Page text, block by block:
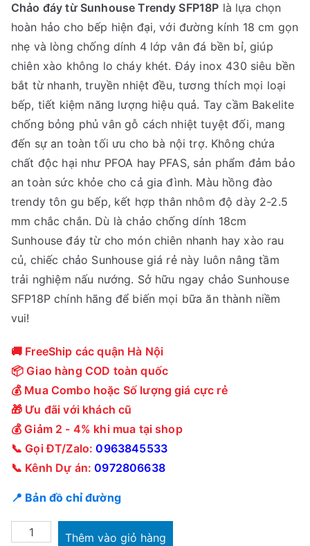
á
g
ố
c
l
à
:
2
3
9
,
0
0
0
₫
.
á
h
i
ệ
n
t
ạ
i
l
à
:
1
9
0
,
0
Chảo đáy từ Sunhouse Trendy SFP18P là lựa chọn
hoàn hảo cho bếp hiện đại, với đường kính 18 cm gọn
nhẹ và lòng chống dính 4 lớp vân đá bền bỉ, giúp
chiên xào không lo cháy khét. Đáy inox 430 siêu bền
bắt từ nhanh, truyền nhiệt đều, tương thích mọi loại
bếp, tiết kiệm năng lượng hiệu quả. Tay cầm Bakelite
chống bỏng phủ vân gỗ cách nhiệt tuyệt đối, mang
đến sự an toàn tối ưu cho bà nội trợ. Không chứa
chất độc hại như PFOA hay PFAS, sản phẩm đảm bảo
an toàn sức khỏe cho cả gia đình. Màu hồng đào
trendy tôn gu bếp, kết hợp thân nhôm độ dày 2-2.5
mm chắc chắn. Dù là chảo chống dính 18cm
Sunhouse đáy từ cho món chiên nhanh hay xào rau
củ, chiếc chảo Sunhouse giá rẻ này luôn nâng tầm
trải nghiệm nấu nướng. Sở hữu ngay chảo Sunhouse
SFP18P chính hãng để biến mọi bữa ăn thành niềm
vui!
🚚 FreeShip các quận Hà Nội
📦 Giao hàng COD toàn quốc
💰 Mua Combo hoặc Số lượng giá cực rẻ
🎁 Ưu đãi với khách cũ
💰 Giảm 2 - 4% khi mua tại shop
📞 Gọi ĐT/Zalo:0963845533
📞 Kênh Dự án:0972806638
📍 Bản đồ chỉ đường
Chảo
Thêm vào giỏ hàng